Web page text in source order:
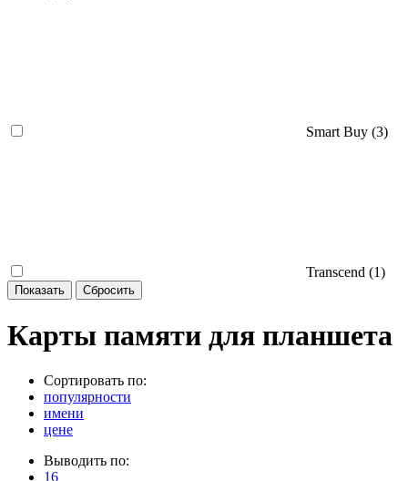
Smart Buy (3)
Transcend (1)
Карты памяти для планшета
Сортировать по:
популярности
имени
цене
Выводить по:
16